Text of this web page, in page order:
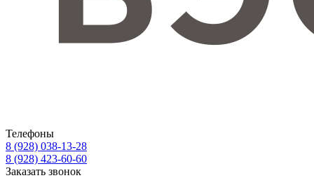
Телефоны
8 (928) 038-13-28
8 (928) 423-60-60
Заказать звонок